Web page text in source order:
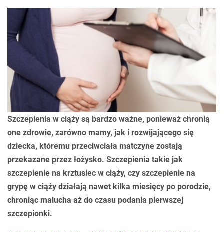
Szczepienia w ciąży są bardzo ważne, ponieważ chronią
one zdrowie, zarówno mamy, jak i rozwijającego się
dziecka, któremu przeciwciała matczyne zostają
przekazane przez łożysko. Szczepienia takie jak
szczepienie na krztusiec w ciąży, czy szczepienie na
grypę w ciąży działają nawet kilka miesięcy po porodzie,
chroniąc malucha aż do czasu podania pierwszej
szczepionki.